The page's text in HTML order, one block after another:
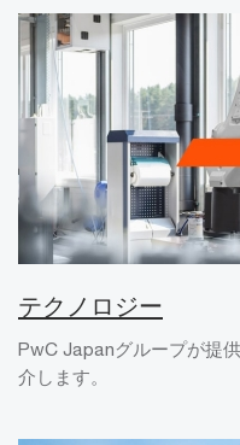
テクノロジー
PwC Japanグループが提
介します。